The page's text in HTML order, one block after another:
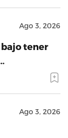
Ago 3, 2026
bajo tener
Ago 3, 2026